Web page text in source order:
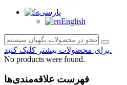
پارسی
English
برای محصولات بیشتر کلیک کنید.
No products were found.
فهرست علاقه‌مندی‌ها